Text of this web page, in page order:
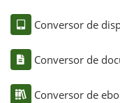
Conversor de
Conversor de
Conversor de